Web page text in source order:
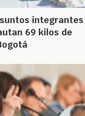
integrantes
69 kilos de